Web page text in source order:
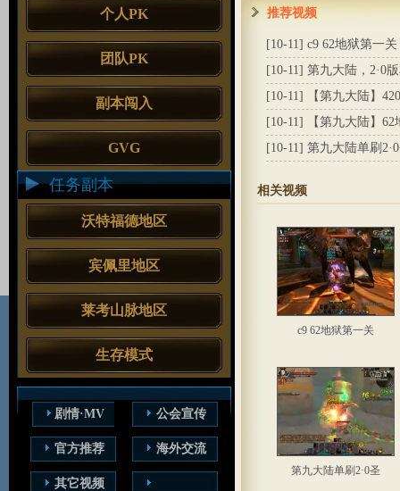
个人PK
团队PK
副本闯入
GVG
任务副本
沃特福德地区
宾佩里地区
莱考山脉地区
生存模式
剧情·MV 公会宣传
官方推荐 海外交流
其它视频
推荐视频
[10-11] c9 62地狱第一关
[10-11] 第九大陆，2·0
[10-11]
【第九大陆】
[10-11]
【第九大陆】
[10-11] 第九大陆单刷
相关视频
c9 62地狱第一关
第九大陆单刷2·0圣